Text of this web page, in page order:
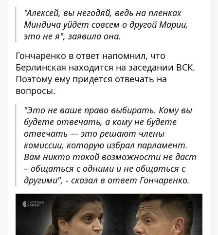
"Алексей, вы негодяй, ведь на пленках
Миндича уйдет совсем о другой Марии,
это не я", заявила она.
Гончаренко в ответ напомнил, что
Берлинская находится на заседании ВСК.
Поэтому ему придется отвечать на
вопросы.
"Это не ваше право выбирать. Кому вы
будете отвечать, а кому не будете
отвечать — это решают члены
комиссии, которую избрал парламент.
Вам никто такой возможности не даст
– общаться с одними и не общаться с
другими", - сказал в ответ Гончаренко.